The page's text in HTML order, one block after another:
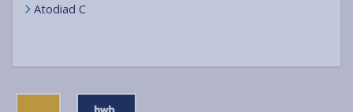
Atodiad C